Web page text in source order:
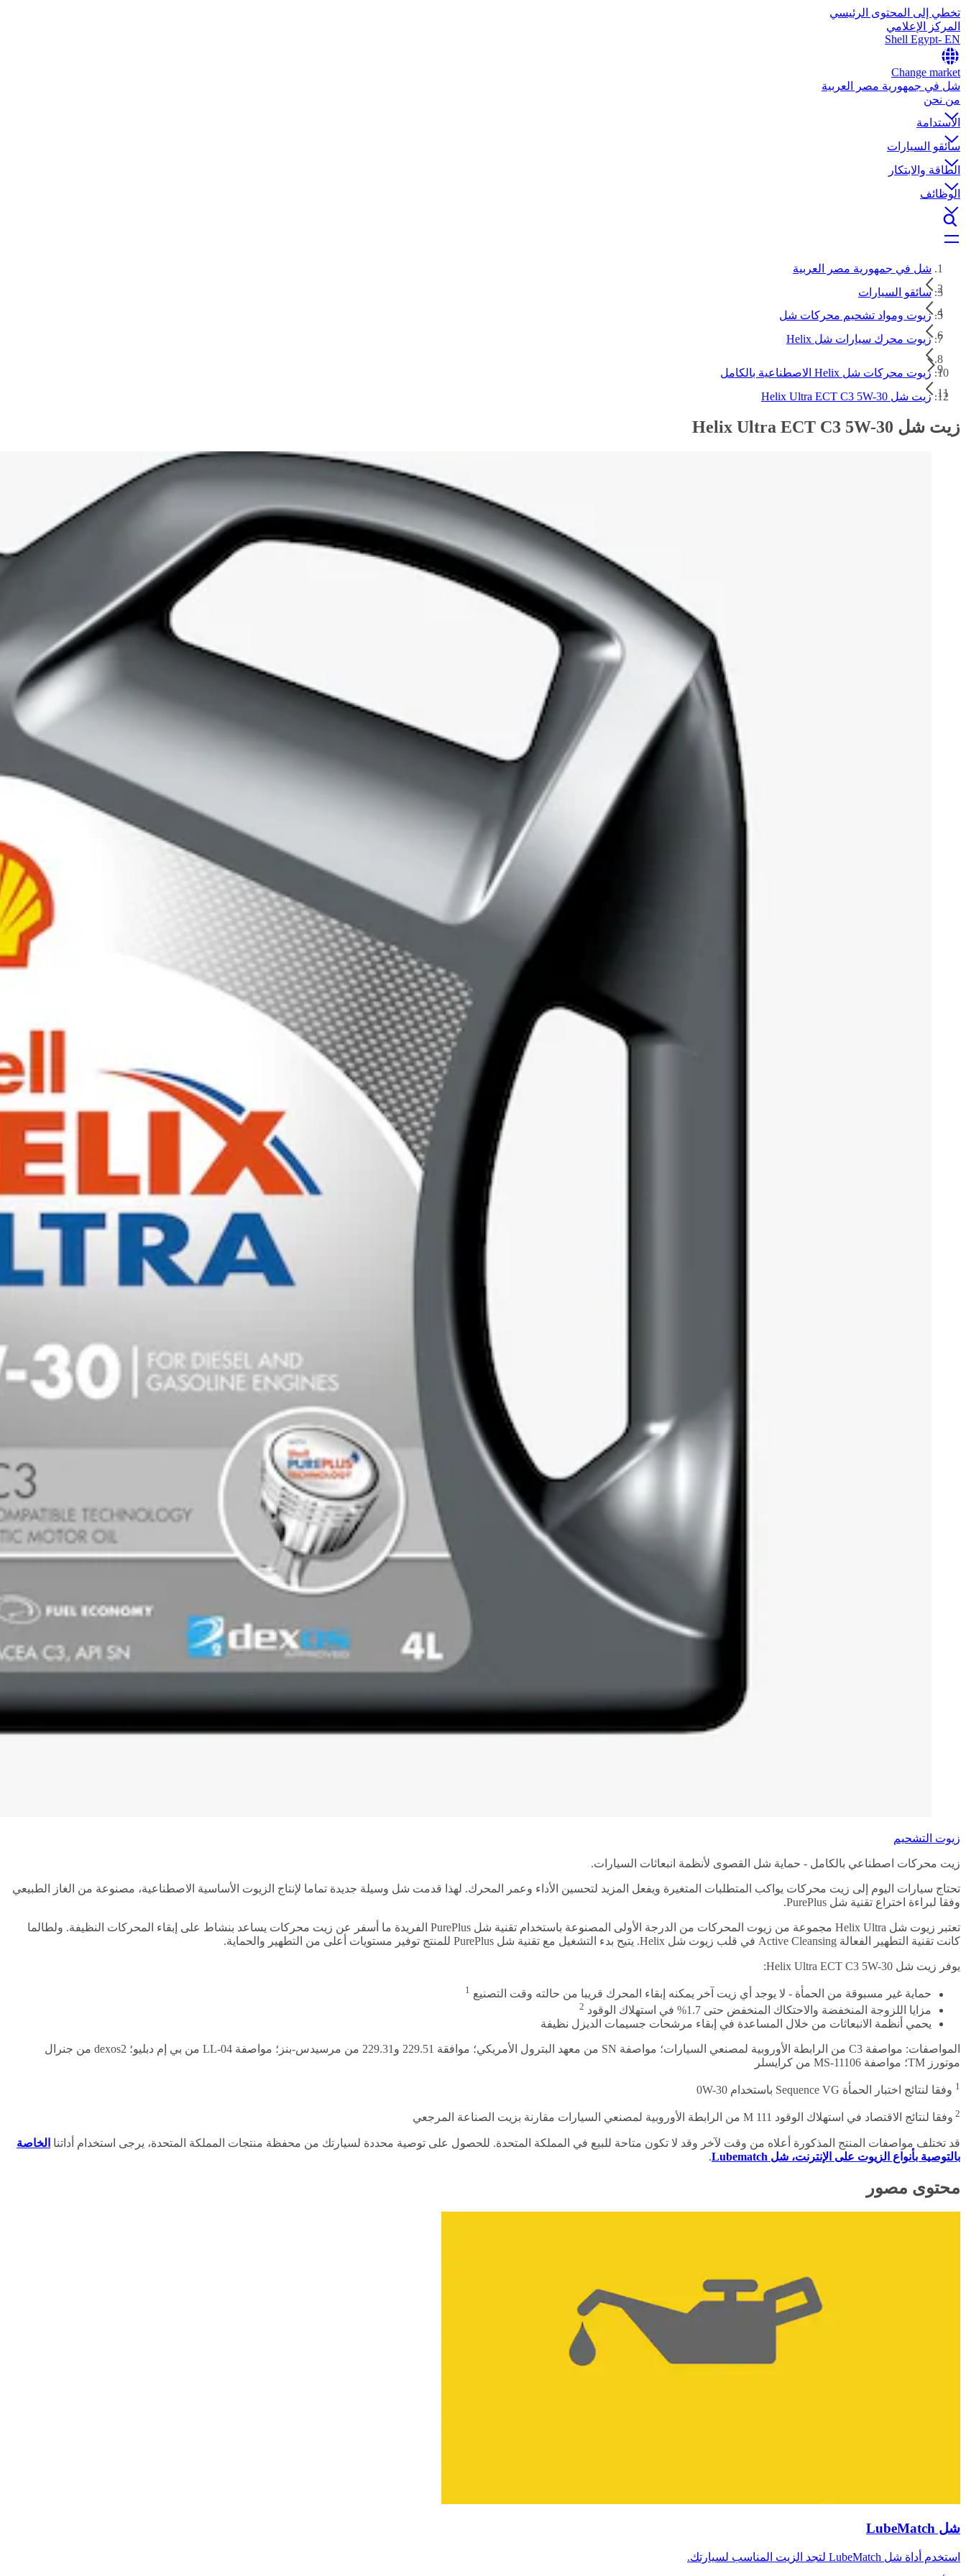
تخطي إلى المحتوى الرئيسي
المركز الإعلامي
Shell Egypt- EN
Change market
شل في جمهورية مصر العربية
من نحن
الاستدامة
سائقو السيارات
الطاقة والابتكار
الوظائف
شل في جمهورية مصر العربية
سائقو السيارات
زيوت ومواد تشحيم محركات شل
زيوت محرك سيارات شل Helix
زيوت محركات شل Helix الاصطناعية بالكامل
زيت شل Helix Ultra ECT C3 5W-30
زيت شل Helix Ultra ECT C3 5W-30
زيوت التشحيم
زيت محركات اصطناعي بالكامل - حماية شل القصوى لأنظمة انبعاثات السيارات.
تحتاج سيارات اليوم إلى زيت محركات يواكب المتطلبات المتغيرة ويفعل المزيد لتحسين الأداء وعمر المحرك. لهذا قدمت شل وسيلة جديدة تماما لإنتاج الزيوت الأساسية الاصطناعية، مصنوعة من الغاز الطبيعي
وفقا لبراءة اختراع تقنية شل PurePlus.
تعتبر زيوت شل Helix Ultra مجموعة من زيوت المحركات من الدرجة الأولى المصنوعة باستخدام تقنية شل PurePlus الفريدة ما أسفر عن زيت محركات يساعد بنشاط على إبقاء المحركات النظيفة. ولطالما
كانت تقنية التطهير الفعالة Active Cleansing في قلب زيوت شل Helix. يتيح بدء التشغيل مع تقنية شل PurePlus للمنتج توفير مستويات أعلى من التطهير والحماية.
يوفر زيت شل Helix Ultra ECT C3 5W-30:
حماية غير مسبوقة من الحمأة - لا يوجد أي زيت آخر يمكنه إبقاء المحرك قريبا من حالته وقت التصنيع 1
مزايا اللزوجة المنخفضة والاحتكاك المنخفض حتى 1.7% في استهلاك الوقود 2
يحمي أنظمة الانبعاثات من خلال المساعدة في إبقاء مرشحات جسيمات الديزل نظيفة
المواصفات: مواصفة C3 من الرابطة الأوروبية لمصنعي السيارات؛ مواصفة SN من معهد البترول الأمريكي؛ موافقة 229.51 و229.31 من مرسيدس-بنز؛ مواصفة LL-04 من بي إم دبليو؛ dexos2 من جنرال
موتورز TM؛ مواصفة MS-11106 من كرايسلر
1 وفقا لنتائج اختبار الحمأة Sequence VG باستخدام 0W-30
2 وفقا لنتائج الاقتصاد في استهلاك الوقود M 111 من الرابطة الأوروبية لمصنعي السيارات مقارنة بزيت الصناعة المرجعي
قد تختلف مواصفات المنتج المذكورة أعلاه من وقت لآخر وقد لا تكون متاحة للبيع في المملكة المتحدة. للحصول على توصية محددة لسيارتك من محفظة منتجات المملكة المتحدة، يرجى استخدام أداتنا الخاصة
بالتوصية بأنواع الزيوت على الإنترنت، شل Lubematch
.
محتوى مصور
شل LubeMatch
استخدم أداة شل LubeMatch لتجد الزيت المناسب لسيارتك.